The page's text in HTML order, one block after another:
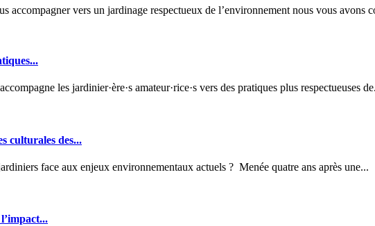
accompagner vers un jardinage respectueux de l’environnement nous vous avons
les jardinier·ère·s amateur·rice·s vers des pratiques plus respectueuses
culturales des...
face aux enjeux environnementaux actuels ? Menée quatre ans après une...